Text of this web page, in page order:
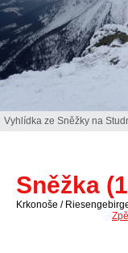
Vyhlídka ze Sněžky na
Sněžka
Krkonoše /